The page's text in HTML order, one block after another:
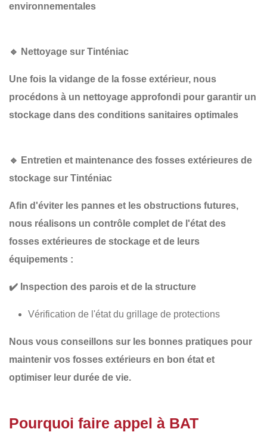
environnementales
🔹 Nettoyage sur Tinténiac
Une fois la vidange de la fosse extérieur, nous
procédons à un nettoyage approfondi pour garantir un
stockage dans des conditions sanitaires optimales
🔹 Entretien et maintenance des fosses extérieures de
stockage sur Tinténiac
Afin d'éviter les pannes et les obstructions futures,
nous réalisons un contrôle complet de l'état des
fosses extérieures de stockage et de leurs
équipements :
✔️ Inspection des parois et de la structure
Vérification de l'état du grillage de protections
Nous vous conseillons sur les bonnes pratiques pour
maintenir vos fosses extérieurs en bon état et
optimiser leur durée de vie.
Pourquoi faire appel à BAT